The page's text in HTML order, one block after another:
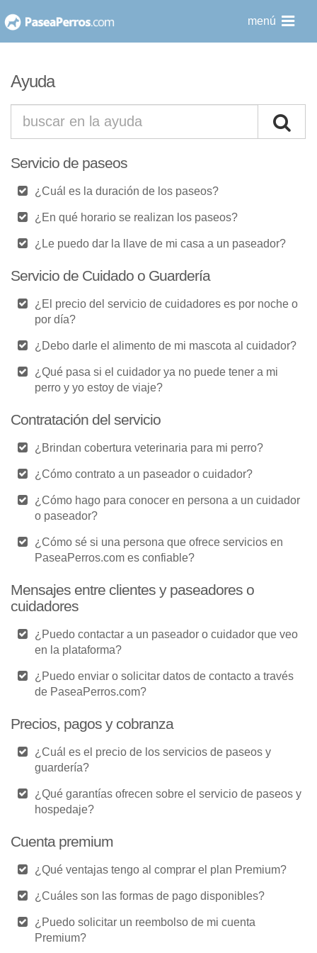
al
menú
Ayuda
Servicio de paseos
¿Cuál es la duración de los paseos?
¿En qué horario se realizan los paseos?
¿Le puedo dar la llave de mi casa a un paseador?
Servicio de Cuidado o Guardería
¿El precio del servicio de cuidadores es por noche o
por día?
¿Debo darle el alimento de mi mascota al cuidador?
¿Qué pasa si el cuidador ya no puede tener a mi
perro y yo estoy de viaje?
Contratación del servicio
¿Brindan cobertura veterinaria para mi perro?
¿Cómo contrato a un paseador o cuidador?
¿Cómo hago para conocer en persona a un cuidador
o paseador?
¿Cómo sé si una persona que ofrece servicios en
PaseaPerros.com es confiable?
Mensajes entre clientes y paseadores o
cuidadores
¿Puedo contactar a un paseador o cuidador que veo
en la plataforma?
¿Puedo enviar o solicitar datos de contacto a través
de PaseaPerros.com?
Precios, pagos y cobranza
¿Cuál es el precio de los servicios de paseos y
guardería?
¿Qué garantías ofrecen sobre el servicio de paseos y
hospedaje?
Cuenta premium
¿Qué ventajas tengo al comprar el plan Premium?
¿Cuáles son las formas de pago disponibles?
¿Puedo solicitar un reembolso de mi cuenta
Premium?